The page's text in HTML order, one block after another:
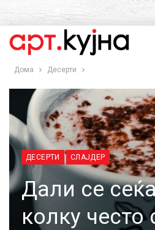
Дома Десерти
ДЕСЕРТИ СЛАЈДЕР
Дали се
колку често